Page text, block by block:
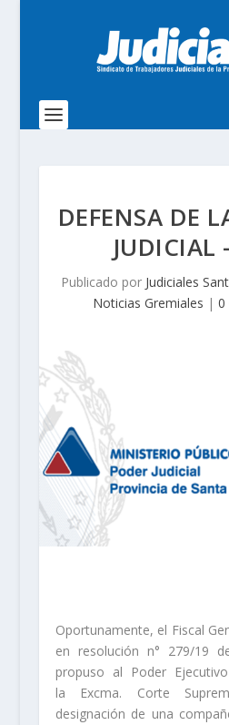
DEFENSA DE
JUDICIAL
Publicado por Judiciales
Noticias Gremiales | 0
Oportunamente, el Fiscal
en resolución n° 279/19
propuso al Poder
la Excma. Corte
designación de una